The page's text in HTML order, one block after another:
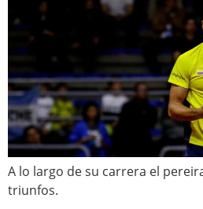
A lo largo de su carrera el
triunfos.